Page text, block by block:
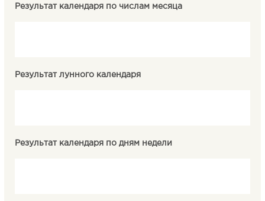
Результат календаря по числам месяца
Результат лунного календаря
Результат календаря по дням недели